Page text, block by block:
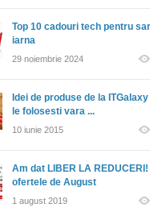
Top 10 cadouri tech pentru
iarna
29 noiembrie 2024
Idei de produse de la
le folosesti vara ...
10 iunie 2015
Am dat LIBER LA REDUCERI!
ofertele de August
1 august 2019